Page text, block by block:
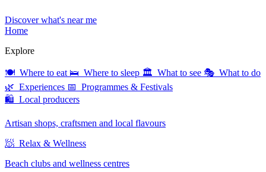
Discover what's near me
Home
Explore
🍽 Where to eat 🛌 Where to sleep 🏛 What to see 🎭 What to do
🌿 Experiences 📅 Programmes & Festivals
🛍 Local producers
Artisan shops, craftsmen and local flavours
🧖 Relax & Wellness
Beach clubs and wellness centres